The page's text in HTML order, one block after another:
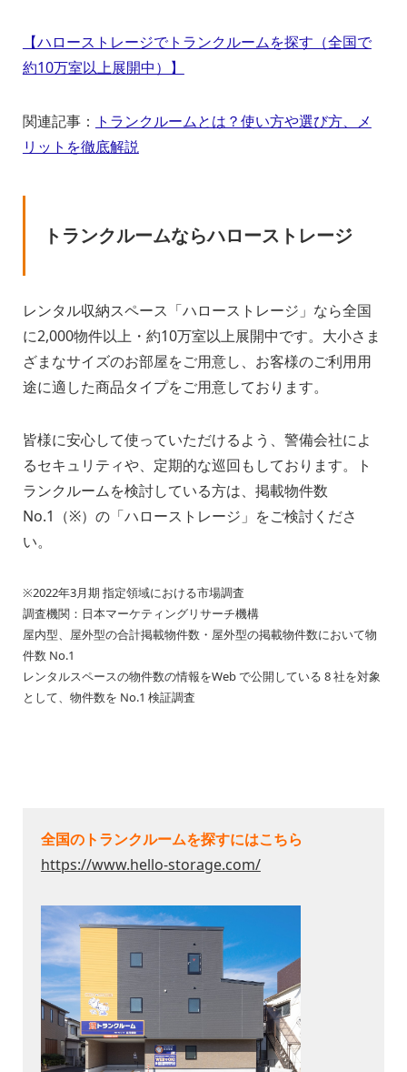
【ハローストレージでトランクルームを探す（全国で
約10万室以上展開中）】
関連記事： トランクルームとは？使い方や選び方、メ
リットを徹底解説
トランクルームならハローストレージ
レンタル収納スペース「ハローストレージ」なら全国
に2,000物件以上・約10万室以上展開中です。大小さま
ざまなサイズのお部屋をご用意し、お客様のご利用用
途に適した商品タイプをご用意しております。
皆様に安心して使っていただけるよう、警備会社によ
るセキュリティや、定期的な巡回もしております。ト
ランクルームを検討している方は、掲載物件数
No.1（※）の「ハローストレージ」をご検討くださ
い。
※2022年3月期 指定領域における市場調査
調査機関：日本マーケティングリサーチ機構
屋内型、屋外型の合計掲載物件数・屋外型の掲載物件数において物
件数 No.1
レンタルスペースの物件数の情報をWeb で公開している 8 社を対象
として、物件数を No.1 検証調査
全国のトランクルームを探すにはこちら
https://www.hello-storage.com/